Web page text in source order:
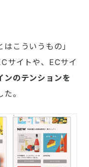
こういうもの」
サイトや、ECサイ
ンのテンションを
た。